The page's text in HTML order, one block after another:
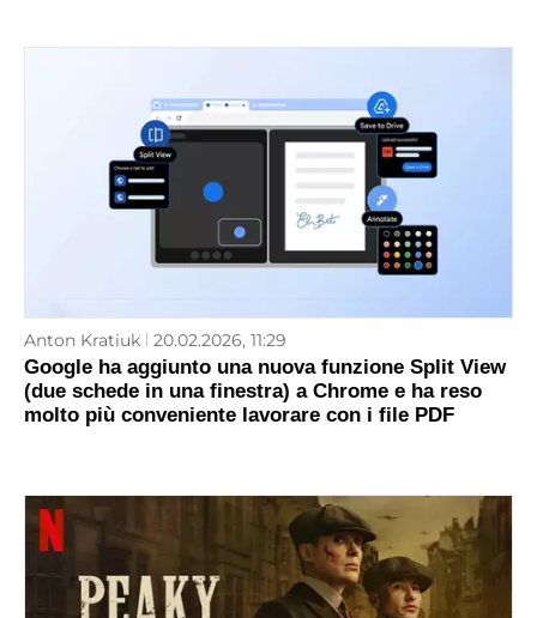
Anton Kratiuk 20.02.2026, 11:29
Google ha aggiunto una nuova funzione Split View
(due schede in una finestra) a Chrome e ha reso
molto più conveniente lavorare con i file PDF